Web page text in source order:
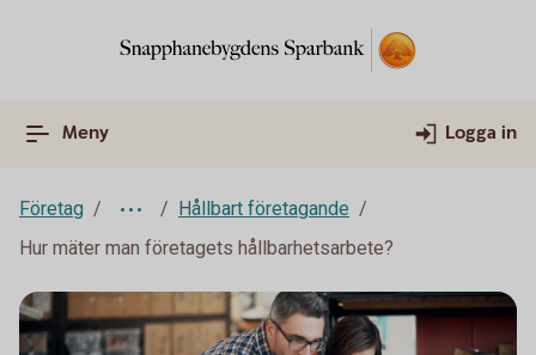
Meny Logga in
Företag
Hållbart företagande
Hur mäter man företagets hållbarhetsarbete?